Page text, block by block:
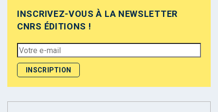
INSCRIVEZ-VOUS À LA NEWSLETTER
CNRS ÉDITIONS !